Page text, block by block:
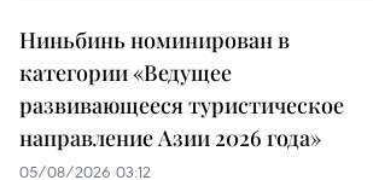
Ниньбинь номинирован в
категории «Ведущее
развивающееся туристическое
направление Азии 2026 года»
05/08/2026 03:12